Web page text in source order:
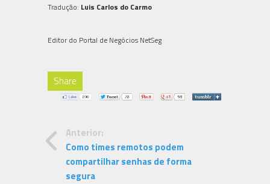
Tradução: Luis Carlos do Carmo
Editor do Portal de Negócios NetSeg
Share
Anterior:
Como times remotos podem
compartilhar senhas de forma
segura